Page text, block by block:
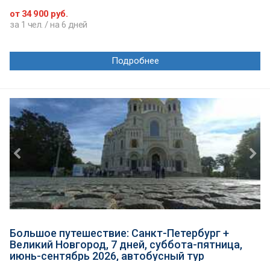
от 34 900 руб.
за 1 чел. / на 6 дней
Подробнее
Большое путешествие: Санкт-Петербург +
Великий Новгород, 7 дней, суббота-пятница,
июнь-сентябрь 2026, автобусный тур